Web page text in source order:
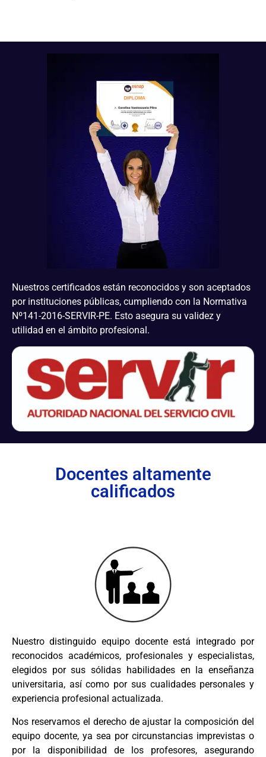
Nuestros certificados están reconocidos y son aceptados
por instituciones públicas, cumpliendo con la Normativa
Nº141-2016-SERVIR-PE. Esto asegura su validez y
utilidad en el ámbito profesional.
Docentes altamente
calificados
Nuestro distinguido equipo docente está integrado por
reconocidos académicos, profesionales y especialistas,
elegidos por sus sólidas habilidades en la enseñanza
universitaria, así como por sus cualidades personales y
experiencia profesional actualizada.
Nos reservamos el derecho de ajustar la composición del
equipo docente, ya sea por circunstancias imprevistas o
por la disponibilidad de los profesores, asegurando